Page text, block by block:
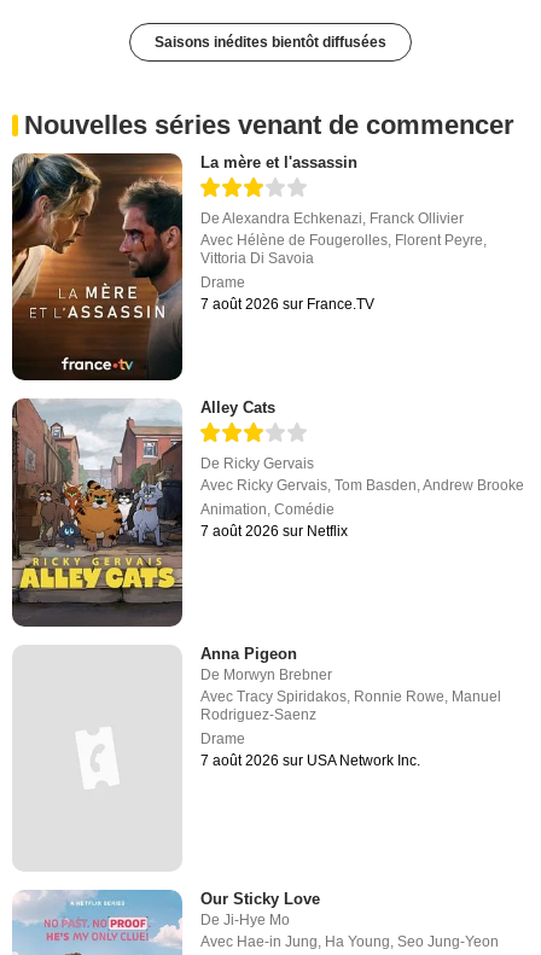
Saisons inédites bientôt diffusées
Nouvelles séries venant de commencer
La mère et l'assassin
DeAlexandra Echkenazi, Franck Ollivier
Avec Hélène de Fougerolles, Florent Peyre,
Vittoria Di Savoia
Drame
7 août 2026 sur France.TV
Alley Cats
De Ricky Gervais
Avec Ricky Gervais,Tom Basden,Andrew Brooke
Animation,Comédie
7 août 2026 sur Netflix
Anna Pigeon
De Morwyn Brebner
AvecTracy Spiridakos Ronnie Rowe Manuel
Rodriguez-Saenz
Drame
7 août 2026 sur USA Network Inc.
Our Sticky Love
DeJi-Hye Mo
Avec Hae-in Jung, Ha Young,Seo Jung-Yeon